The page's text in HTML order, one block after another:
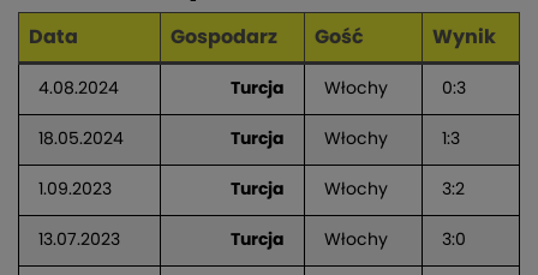
Data Gospodarz Gość Wynik
4.08.2024 Turcja Włochy 0:3
18.05.2024 Turcja Włochy 1:3
1.09.2023 Turcja Włochy 3:2
13.07.2023 Turcja Włochy 3:0